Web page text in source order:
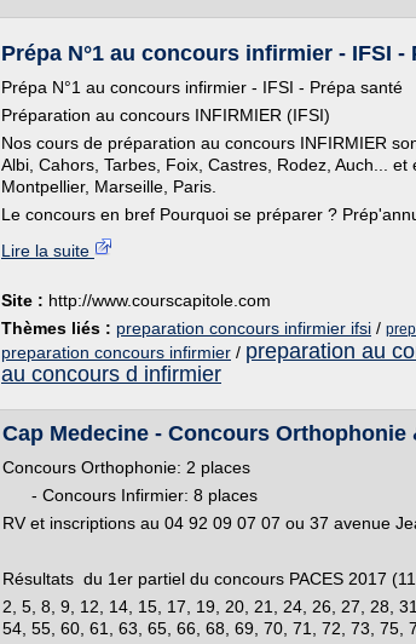
Prépa N°1 au concours infirmier - IFSI -
Prépa N°1 au concours infirmier - IFSI - Prépa santé
Préparation au concours INFIRMIER (IFSI)
Nos cours de préparation au concours INFIRMIER
Albi, Cahors, Tarbes, Foix, Castres, Rodez, Auch... et
Montpellier, Marseille, Paris.
Le concours en bref Pourquoi se préparer ?
Lire la suite
Site : http://www.courscapitole.com
Thèmes liés : preparation concours infirmier ifsi /
preparation concours infirmier / preparation au
au concours d infirmier
Cap Medecine - Concours Orthophonie
Concours Orthophonie: 2 places
- Concours Infirmier: 8 places
RV et inscriptions au 04 92 09 07 07 ou 37 avenue
Résultats du 1er partiel du concours PACES 2017
2, 5, 8, 9, 12, 14, 15, 17, 19, 20, 21, 24, 26, 27, 28,
54, 55, 60, 61, 63, 65, 66, 68, 69, 70, 71, 72, 73, 75,